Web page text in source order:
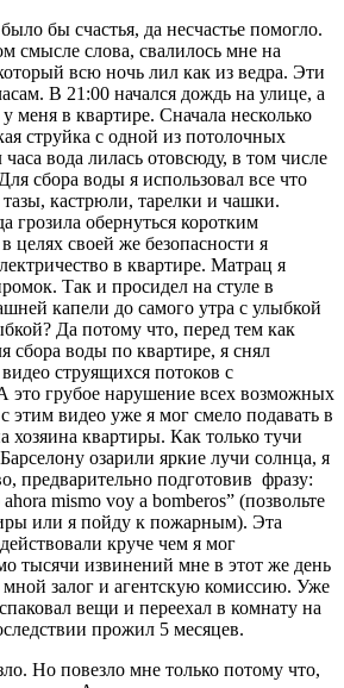
бы счастья, да несчастье помогло.
смысле слова, свалилось мне на
всю ночь лил как из ведра. Эти
В 21:00 начался дождь на улице, а
меня в квартире. Сначала несколько
струйка с одной из потолочных
вода лилась отовсюду, в том числе
сбора воды я использовал все что
кастрюли, тарелки и чашки.
грозила обернуться коротким
целях своей же безопасности я
в квартире. Матрац я
Так и просидел на стуле в
капели до самого утра с улыбкой
Да потому что, перед тем как
сбора воды по квартире, я снял
струящихся потоков с
это грубое нарушение всех возможных
этим видео уже я мог смело подавать в
хозяина квартиры. Как только тучи
озарили яркие лучи солнца, я
предварительно подготовив фразу:
mismo voy a bomberos” (позвольте
или я пойду к пожарным). Эта
круче чем я мог
тысячи извинений мне в этот же день
залог и агентскую комиссию. Уже
вещи и переехал в комнату на
прожил 5 месяцев.
Но повезло мне только потому что,